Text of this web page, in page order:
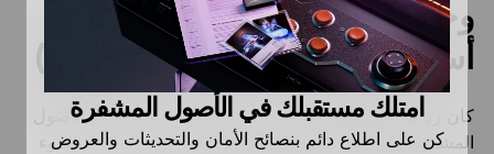
وجهات نظر القطاع حول لائحة
أسواق الأصول المشفرة (MiCA)
كان رد فعل قطاع الأصول المشفرة تجاه لائحة أسواق الأصول
المشفرة (MiCA) متبايناً، حيث سلط أصحاب المصلحة الضوء
امتلك مستقبلك في الأصول المشفرة
كن على اطلاع دائم بنصائح الأمان والتحديثات والعروض